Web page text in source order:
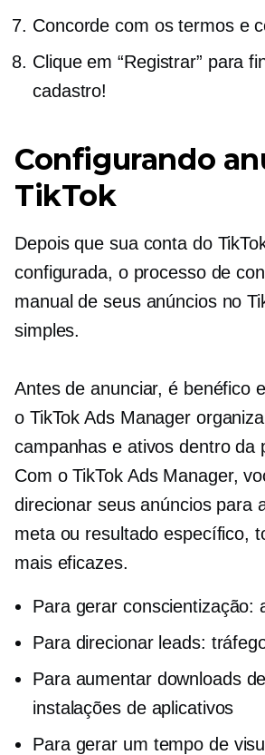
Concorde com os termos e
Clique em “Registrar” para
cadastro!
Configurando
TikTok
Depois que sua conta do
configurada, o processo de
manual de seus anúncios no
simples.
Antes de anunciar, é benéfico
o TikTok Ads Manager
campanhas e ativos dentro da
Com o TikTok Ads Manager,
direcionar seus anúncios para
meta ou resultado específico,
mais eficazes.
Para gerar conscientização:
Para direcionar leads:
Para aumentar downloads
instalações de aplicativos
Para gerar um tempo de